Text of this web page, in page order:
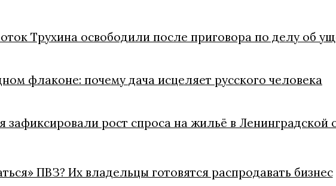
Трухина освободили после приговора по делу об
флаконе: почему дача исцеляет русского человека
зафиксировали рост спроса на жильё в Ленинградской
ПВЗ? Их владельцы готовятся распродавать бизнес